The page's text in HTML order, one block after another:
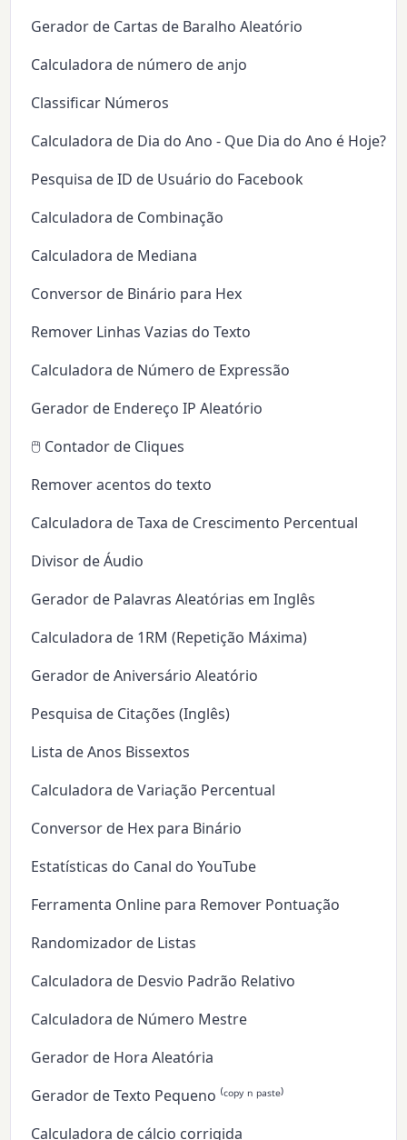
Gerador de Cartas de Baralho Aleatório
Calculadora de número de anjo
Classificar Números
Calculadora de Dia do Ano - Que Dia do Ano é Hoje?
Pesquisa de ID de Usuário do Facebook
Calculadora de Combinação
Calculadora de Mediana
Conversor de Binário para Hex
Remover Linhas Vazias do Texto
Calculadora de Número de Expressão
Gerador de Endereço IP Aleatório
🖱️ Contador de Cliques
Remover acentos do texto
Calculadora de Taxa de Crescimento Percentual
Divisor de Áudio
Gerador de Palavras Aleatórias em Inglês
Calculadora de 1RM (Repetição Máxima)
Gerador de Aniversário Aleatório
Pesquisa de Citações (Inglês)
Lista de Anos Bissextos
Calculadora de Variação Percentual
Conversor de Hex para Binário
Estatísticas do Canal do YouTube
Ferramenta Online para Remover Pontuação
Randomizador de Listas
Calculadora de Desvio Padrão Relativo
Calculadora de Número Mestre
Gerador de Hora Aleatória
Gerador de Texto Pequeno ⁽ᶜᵒᵖʸ ⁿ ᵖᵃˢᵗᵉ⁾
Calculadora de cálcio corrigida